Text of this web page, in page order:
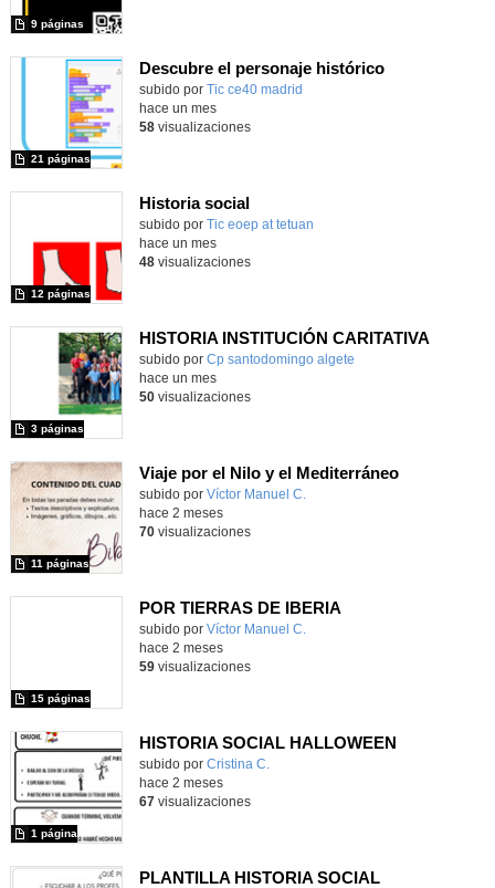
9 páginas
Descubre el personaje histórico
subido por Tic ce40 madrid
21 páginas
hace un mes
58visualizaciones
Historia social
Contenido educativo.
subido por Tic eoep at tetuan
12 páginas
hace un mes
48visualizaciones
HISTORIA INSTITUCIÓN CARITATIVA
Contenido educativo.
subido por Cp santodomingo algete
3 páginas
hace un mes
50visualizaciones
Viaje por el Nilo y el Mediterráneo
Contenido educativo.
subido por Víctor Manuel C.
11 páginas
hace 2 meses
70visualizaciones
POR TIERRAS DE IBERIA
Contenido educativo.
subido por Víctor Manuel C.
15 páginas
hace 2 meses
59visualizaciones
HISTORIA SOCIAL HALLOWEEN
subido por Cristina C.
1 página
hace 2 meses
67visualizaciones
PLANTILLA HISTORIA SOCIAL